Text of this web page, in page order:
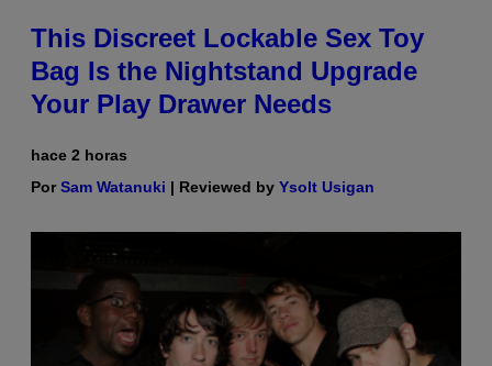
This Discreet Lockable Sex Toy
Bag Is the Nightstand Upgrade
Your Play Drawer Needs
hace 2 horas
PorSam Watanuki | Reviewed by Ysolt Usigan